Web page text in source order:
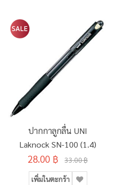
ปากกาลูกลื่น UNI
Laknock SN-100 (1.4)
28.00 ฿ 33.00 ฿
เพิ่มในตะกร้า